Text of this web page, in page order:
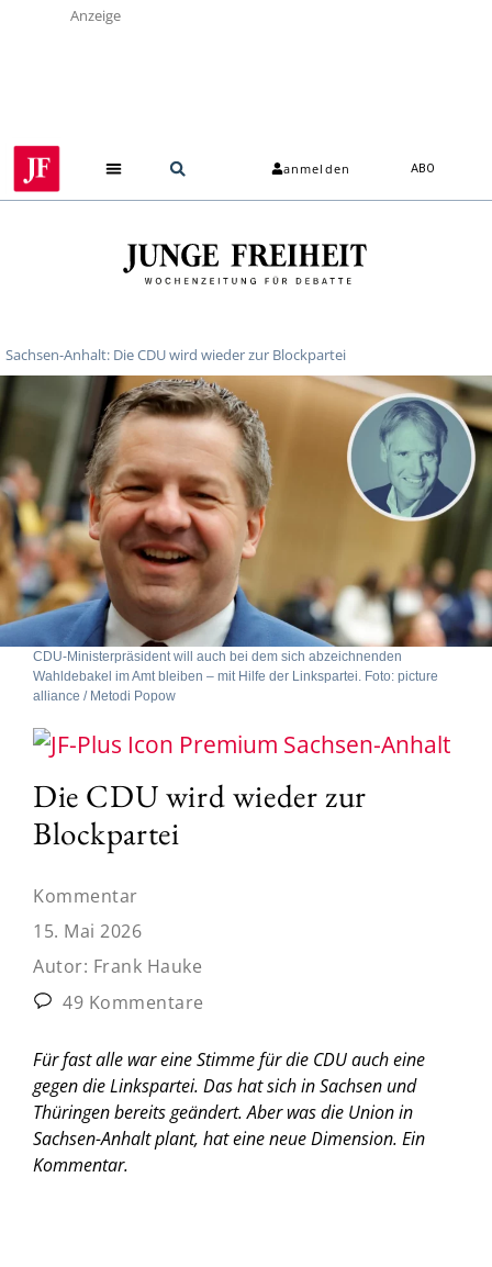
Anzeige
anmelden ABO
Sachsen-Anhalt: Die CDU wird wieder zur Blockpartei
CDU-Ministerpräsident will auch bei dem sich abzeichnenden
Wahldebakel im Amt bleiben – mit Hilfe der Linkspartei. Foto: picture
alliance / Metodi Popow
Sachsen-Anhalt
Die CDU wird wieder zur
Blockpartei
Kommentar
15. Mai 2026
Autor: Frank Hauke
49 Kommentare
Für fast alle war eine Stimme für die CDU auch eine
gegen die Linkspartei. Das hat sich in Sachsen und
Thüringen bereits geändert. Aber was die Union in
Sachsen-Anhalt plant, hat eine neue Dimension. Ein
Kommentar.